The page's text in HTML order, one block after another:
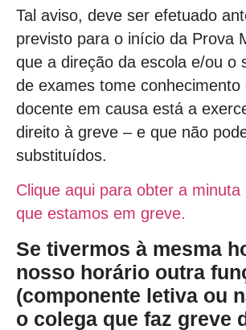
Tal aviso, deve ser efetuado
previsto para o início da Prova
que a direção da escola e/ou o
de exames tome conhecimento
docente em causa está a
direito à greve – e que não
substituídos.
Clique aqui para obter a
que estamos em greve.
Se tivermos à mesma
nosso horário outra
(componente letiva ou
o colega que faz greve